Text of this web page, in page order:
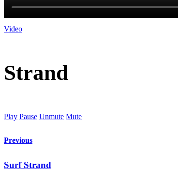
Video
Strand
Play Pause Unmute Mute
Previous
Surf Strand